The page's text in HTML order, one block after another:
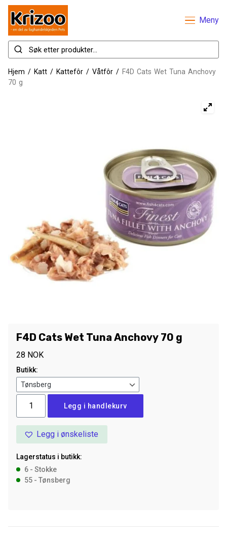
Meny
Hjem / Katt / Kattefôr / Våtfôr / F4D Cats Wet Tuna Anchovy
70 g
F4D Cats Wet Tuna Anchovy 70 g
28 NOK
Butikk:
Cats
Wet
Tuna
70
g
antall
Legg i handlekurv
Legg i ønskeliste
Lagerstatus i butikk:
6 - Stokke
55 - Tønsberg